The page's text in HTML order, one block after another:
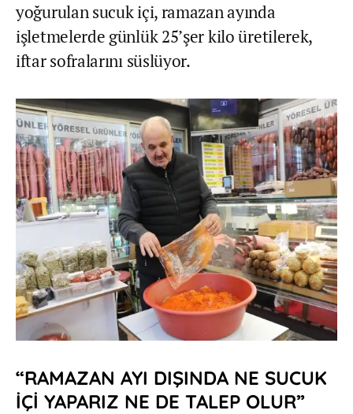
yoğurulan sucuk içi, ramazan ayında
işletmelerde günlük 25’şer kilo üretilerek,
iftar sofralarını süslüyor.
“RAMAZAN AYI DIŞINDA NE SUCUK
İÇİ YAPARIZ NE DE TALEP OLUR”